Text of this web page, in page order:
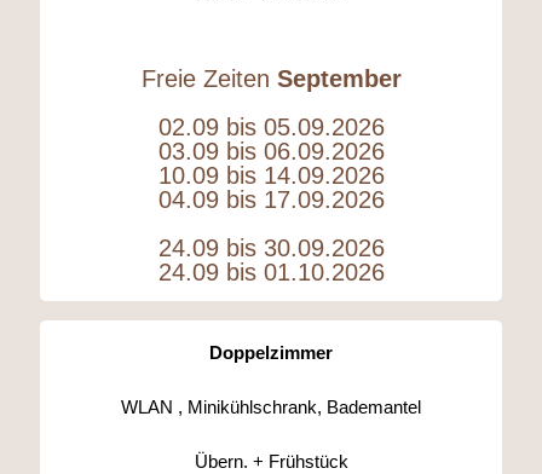
Freie Zeiten September
02.09 bis 05.09.2026
03.09 bis 06.09.2026
10.09 bis 14.09.2026
04.09 bis 17.09.2026
24.09 bis 30.09.2026
24.09 bis 01.10.2026
Doppelzimmer
WLAN , Minikühlschrank, Bademantel
Übern. + Frühstück